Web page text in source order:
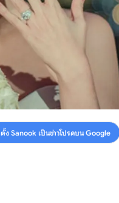
ตั้ง Sanook เป็นข่าวโปรดบน Google